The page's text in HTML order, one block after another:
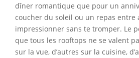
dîner romantique que pour un
coucher du soleil ou un repas entre
impressionner sans te tromper. Le
que tous les rooftops ne se valent
sur la vue, d’autres sur la cuisine,